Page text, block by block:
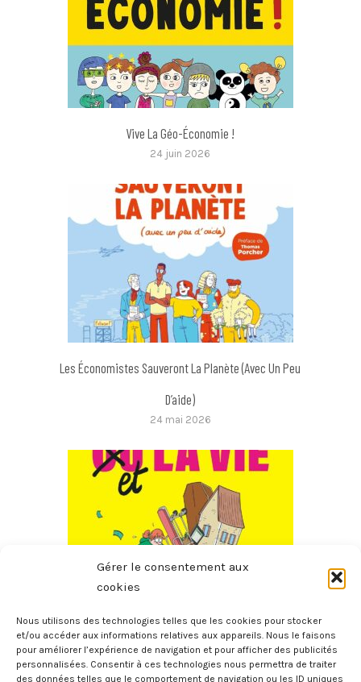
Gérer le consentement aux
cookies
Nous utilisons des technologies telles que les cookies pour stocker
et/ou accéder aux informations relatives aux appareils. Nous le faisons
pour améliorer l’expérience de navigation et pour afficher des publicités
personnalisées. Consentir à ces technologies nous permettra de traiter
des données telles que le comportement de navigation ou les ID uniques
Vive La Géo-Économie !
24 juin 2026
Les Économistes Sauveront La Planète (avec Un Peu
D’aide)
24 mai 2026
La Bourse Et La Vie – Petit Manuel D’économie Concrète A
L’usage Des Gens Qui N’y Comprennent Rien